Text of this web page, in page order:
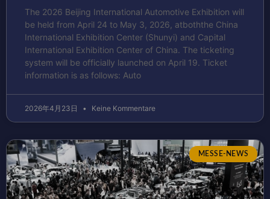
The 2026 Beijing International Automotive Exhibition will
be held from April 24 to May 3, 2026, atboththe China
International Exhibition Center (Shunyi) and Capital
International Exhibition Center of China. The ticketing
system will be officially launched on April 19. Ticket
information is as follows: Auto
2026年4月23日 Keine Kommentare
MESSE-NEWS